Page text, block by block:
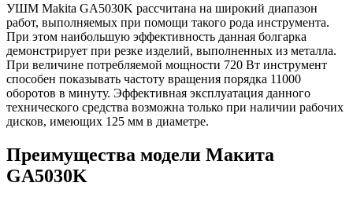
УШМ Makita GA5030K рассчитана на широкий диапазон
работ, выполняемых при помощи такого рода инструмента.
При этом наибольшую эффективность данная болгарка
демонстрирует при резке изделий, выполненных из металла.
При величине потребляемой мощности 720 Вт инструмент
способен показывать частоту вращения порядка 11000
оборотов в минуту. Эффективная эксплуатация данного
технического средства возможна только при наличии рабочих
дисков, имеющих 125 мм в диаметре.
Преимущества модели Макита
GA5030K